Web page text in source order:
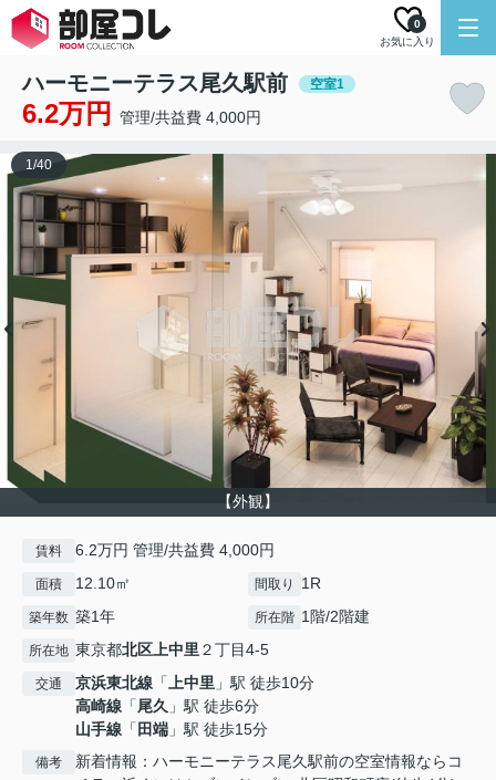
お気に入り
0
ハーモニーテラス尾久駅前 空室1
6.2万円 管理/共益費 4,000円
【外観】
1/40
賃料 6.2万円 管理/共益費 4,000円
面積 12.10㎡ 間取り 1R
築年数 築1年 所在階 1階/2階建
所在地 東京都北区上中里２丁目4-5
交通 京浜東北線 「上中里 」駅 徒歩10分
高崎線 「尾久 」駅 徒歩6分
山手線 「 田端 」駅 徒歩15分
備考
新着情報：ハーモニーテラス尾久駅前の空室情報ならコ